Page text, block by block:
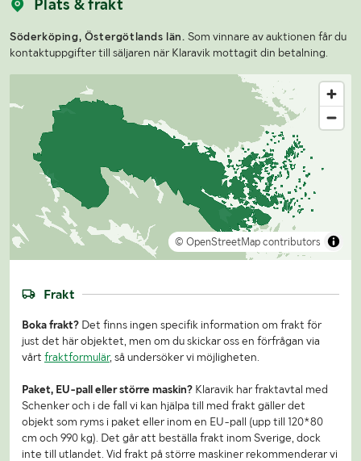
Plats & frakt
Söderköping, Östergötlands län. Som vinnare av auktionen får du
kontaktuppgifter till säljaren när Klaravik mottagit din betalning.
© OpenStreetMap contributors
Frakt
Boka frakt? Det finns ingen specifik information om frakt för
just det här objektet, men om du skickar oss en förfrågan via
vårt fraktformulär, så undersöker vi möjligheten.
Paket, EU-pall eller större maskin? Klaravik har fraktavtal med
Schenker och i de fall vi kan hjälpa till med frakt gäller det
objekt som ryms i paket eller inom en EU-pall (upp till 120*80
cm och 990 kg). Det går att beställa frakt inom Sverige, dock
inte till utlandet. Vid frakt på större maskiner rekommenderar vi